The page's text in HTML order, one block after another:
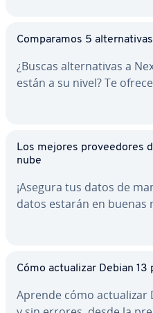
Co­m­pa­ra­mos 5
¿Buscas al­te­r­na­ti­vas a
están a su nivel? Te
Los mejores pro­vee­do­res
nube
¡Asegura tus datos de
datos estarán en buenas
Cómo ac­tua­li­zar Debian 13
Aprende cómo ac­tua­li­zar